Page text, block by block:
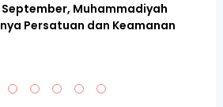
Muhammadiyah
Persatuan dan Keamanan